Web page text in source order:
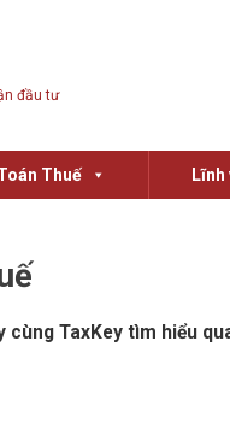
đầu tư
Thuế
cùng TaxKey tìm hiểu